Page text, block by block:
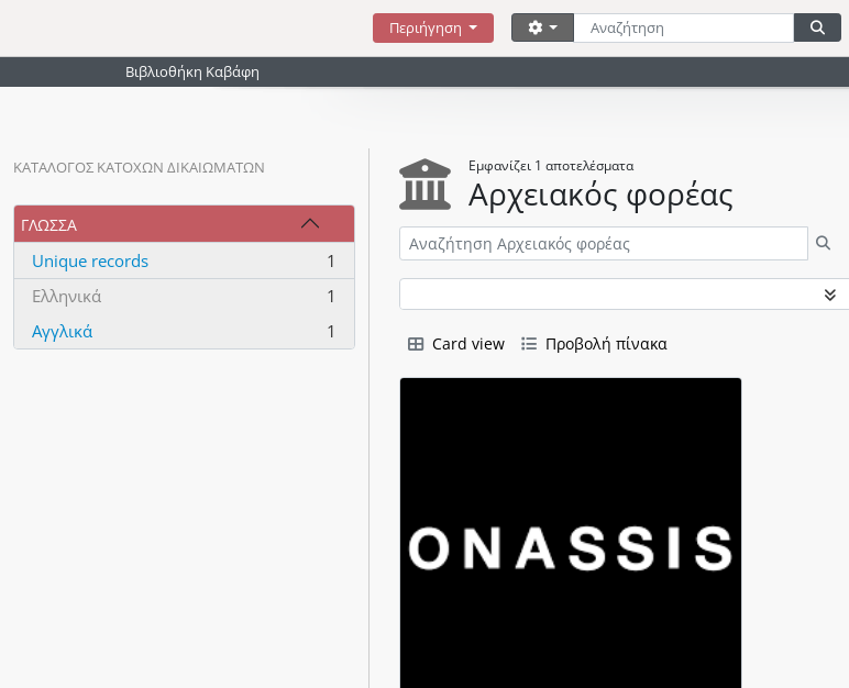
Περιήγηση Αναζήτηση
Επιλογές αναζήτησης
Βιβλιοθήκη Καβάφη
ΚΑΤΆΛΟΓΟΣ ΚΑΤΌΧΩΝ ΔΙΚΑΙΩΜΆΤΩΝ
ΓΛΏΣΣΑ
Unique records
, 1 αποτελέσματα
1
Ελληνικά
, 1 αποτελέσματα
1
Αγγλικά
, 1 αποτελέσματα
1
Εμφανίζει 1 αποτελέσματα
Αρχειακός φορέας
Card view Προβολή πίνακα